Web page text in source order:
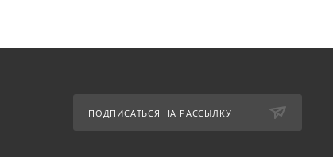
ПОДПИСАТЬСЯ НА РАССЫЛКУ